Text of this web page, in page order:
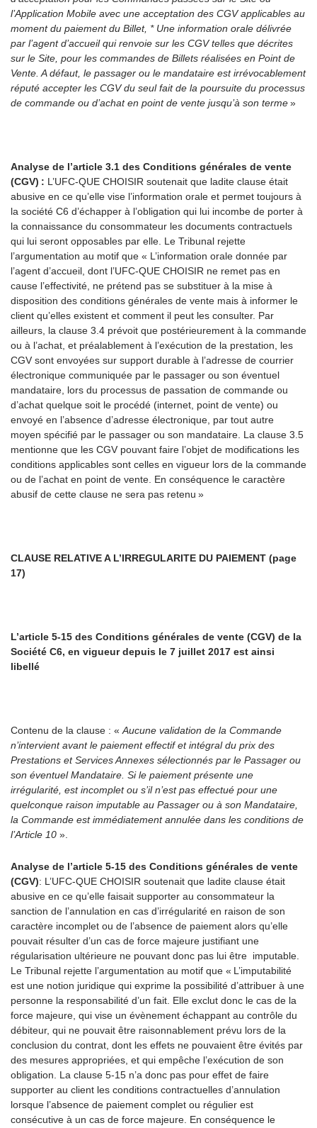
l’Application Mobile avec une acceptation des CGV applicables au
moment du paiement du Billet, * Une information orale délivrée
par l’agent d’accueil qui renvoie sur les CGV telles que décrites
sur le Site, pour les commandes de Billets réalisées en Point de
Vente. A défaut, le passager ou le mandataire est irrévocablement
réputé accepter les CGV du seul fait de la poursuite du processus
de commande ou d’achat en point de vente jusqu’à son terme»
Analyse de l’article 3.1 des Conditions générales de vente
(CGV) : L’UFC-QUE CHOISIR soutenait que ladite clause était
abusive en ce qu’elle vise l’information orale et permet toujours à
la société C6 d’échapper à l’obligation qui lui incombe de porter à
la connaissance du consommateur les documents contractuels
qui lui seront opposables par elle. Le Tribunal rejette
l’argumentation au motif que « L’information orale donnée par
l’agent d’accueil, dont l’UFC-QUE CHOISIR ne remet pas en
cause l’effectivité, ne prétend pas se substituer à la mise à
disposition des conditions générales de vente mais à informer le
client qu’elles existent et comment il peut les consulter. Par
ailleurs, la clause 3.4 prévoit que postérieurement à la commande
ou à l’achat, et préalablement à l’exécution de la prestation, les
CGV sont envoyées sur support durable à l’adresse de courrier
électronique communiquée par le passager ou son éventuel
mandataire, lors du processus de passation de commande ou
d’achat quelque soit le procédé (internet, point de vente) ou
envoyé en l’absence d’adresse électronique, par tout autre
moyen spécifié par le passager ou son mandataire. La clause 3.5
mentionne que les CGV pouvant faire l’objet de modifications les
conditions applicables sont celles en vigueur lors de la commande
ou de l’achat en point de vente. En conséquence le caractère
abusif de cette clause ne sera pas retenu »
CLAUSE RELATIVE A L’IRREGULARITE DU PAIEMENT (page
17)
L’article 5-15 des Conditions générales de vente (CGV) de la
Société C6, en vigueur depuis le 7 juillet 2017 est ainsi
libellé
Contenu de la clause : « Aucune validation de la Commande
n’intervient avant le paiement effectif et intégral du prix des
Prestations et Services Annexes sélectionnés par le Passager ou
son éventuel Mandataire. Si le paiement présente une
irrégularité, est incomplet ou s’il n’est pas effectué pour une
quelconque raison imputable au Passager ou à son Mandataire,
la Commande est immédiatement annulée dans les conditions de
l’Article 10 ».
Analyse de l’article 5-15 des Conditions générales de vente
(CGV): L’UFC-QUE CHOISIR soutenait que ladite clause était
abusive en ce qu’elle faisait supporter au consommateur la
sanction de l’annulation en cas d’irrégularité en raison de son
caractère incomplet ou de l’absence de paiement alors qu’elle
pouvait résulter d’un cas de force majeure justifiant une
régularisation ultérieure ne pouvant donc pas lui être imputable.
Le Tribunal rejette l’argumentation au motif que « L’imputabilité
est une notion juridique qui exprime la possibilité d’attribuer à une
personne la responsabilité d’un fait. Elle exclut donc le cas de la
force majeure, qui vise un évènement échappant au contrôle du
débiteur, qui ne pouvait être raisonnablement prévu lors de la
conclusion du contrat, dont les effets ne pouvaient être évités par
des mesures appropriées, et qui empêche l’exécution de son
obligation. La clause 5-15 n’a donc pas pour effet de faire
supporter au client les conditions contractuelles d’annulation
lorsque l’absence de paiement complet ou régulier est
consécutive à un cas de force majeure. En conséquence le